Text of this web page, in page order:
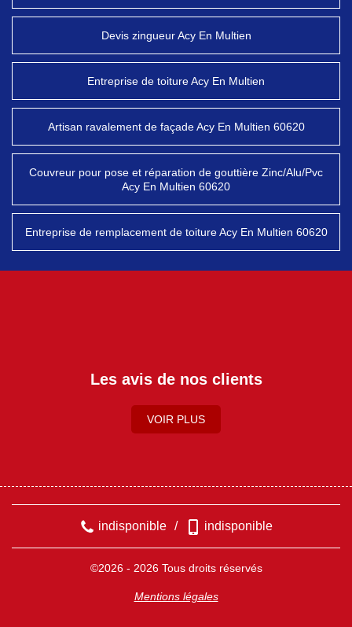
Devis zingueur Acy En Multien
Entreprise de toiture Acy En Multien
Artisan ravalement de façade Acy En Multien 60620
Couvreur pour pose et réparation de gouttière Zinc/Alu/Pvc
Acy En Multien 60620
Entreprise de remplacement de toiture Acy En Multien 60620
Les avis de nos clients
VOIR PLUS
indisponible / indisponible
©2026 - 2026 Tous droits réservés
Mentions légales